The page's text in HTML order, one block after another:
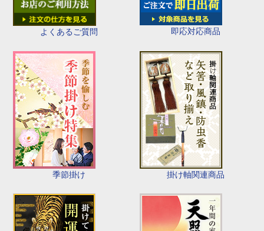
よくあるご質問 即応対応商品
季節掛け 掛け軸関連商品